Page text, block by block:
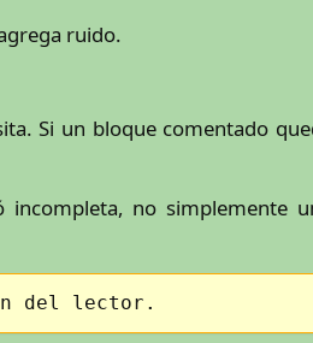
ruido.
Si un bloque comentado
no simplemente
del lector.